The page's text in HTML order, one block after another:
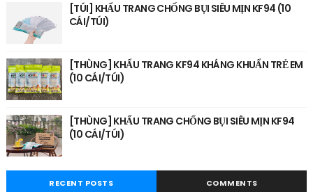
[TÚI] KHẨU TRANG CHỐNG BỤI SIÊU MỊN KF94 (10
CÁI/TÚI)
[THÙNG] KHẨU TRANG KF94 KHÁNG KHUẨN TRẺ EM
(10 CÁI/TÚI)
[THÙNG] KHẨU TRANG CHỐNG BỤI SIÊU MỊN KF94
(10 CÁI/TÚI)
RECENT POSTS COMMENTS